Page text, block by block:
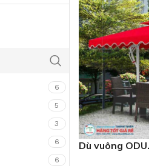
6
5
3
6
6
Dù vuông